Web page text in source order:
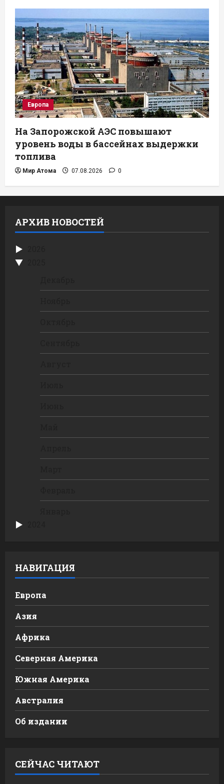
Европа
На Запорожской АЭС повышают
уровень воды в бассейнах выдержки
топлива
Мир Атома 07.08.2026 0
АРХИВ НОВОСТЕЙ
НАВИГАЦИЯ
Европа
Азия
Африка
Северная Америка
Южная Америка
Австралия
Об издании
СЕЙЧАС ЧИТАЮТ